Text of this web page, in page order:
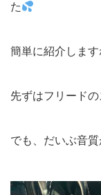
た
簡単に紹介します
先ずはフリード
でも、だいぶ音